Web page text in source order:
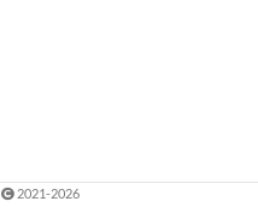
2021-2026